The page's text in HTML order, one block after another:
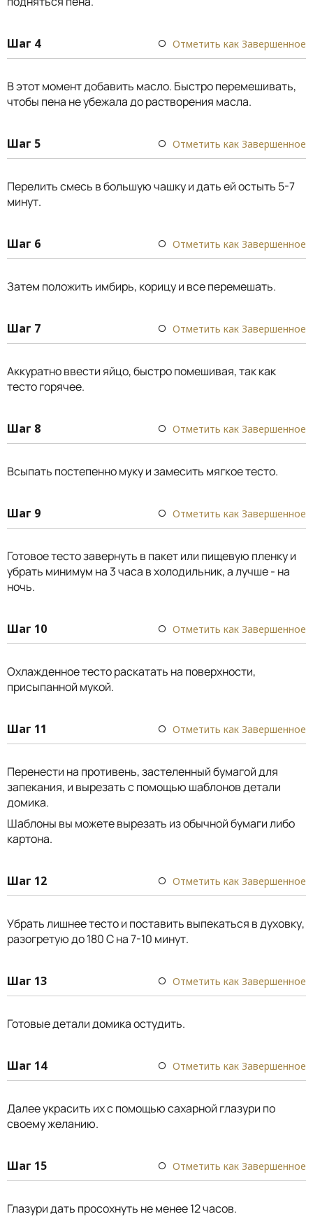
Шаг 4 Отметить как Завершенное
В этот момент добавить масло. Быстро перемешивать,
чтобы пена не убежала до растворения масла.
Шаг 5 Отметить как Завершенное
Перелить смесь в большую чашку и дать ей остыть 5-7
минут.
Шаг 6 Отметить как Завершенное
Затем положить имбирь, корицу и все перемешать.
Шаг 7 Отметить как Завершенное
Аккуратно ввести яйцо, быстро помешивая, так как
тесто горячее.
Шаг 8 Отметить как Завершенное
Всыпать постепенно муку и замесить мягкое тесто.
Шаг 9 Отметить как Завершенное
Готовое тесто завернуть в пакет или пищевую пленку и
убрать минимум на 3 часа в холодильник, а лучше - на
ночь.
Шаг 10 Отметить как Завершенное
Охлажденное тесто раскатать на поверхности,
присыпанной мукой.
Шаг 11 Отметить как Завершенное
Перенести на противень, застеленный бумагой для
запекания, и вырезать с помощью шаблонов детали
домика.
Шаблоны вы можете вырезать из обычной бумаги либо
картона.
Шаг 12 Отметить как Завершенное
Убрать лишнее тесто и поставить выпекаться в духовку,
разогретую до 180 С на 7-10 минут.
Шаг 13 Отметить как Завершенное
Готовые детали домика остудить.
Шаг 14 Отметить как Завершенное
Далее украсить их с помощью сахарной глазури по
своему желанию.
Шаг 15 Отметить как Завершенное
Глазури дать просохнуть не менее 12 часов.